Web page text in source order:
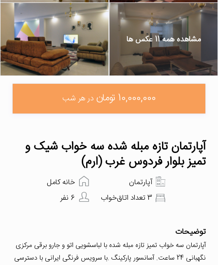
مشاهده همه 11 عکس ها
10,000,000 تومان در هر شب
آپارتمان تازه مبله شده سه خواب شیک و
تمیز بلوار فردوس غرب (ارم)
خانه کامل
آپارتمان
6 نفر
3 تعداد اتاق‌خواب
توضیحات
آپارتمان سه خواب تمیز تازه مبله شده با لباسشویی اتو و جارو برقی مرکزی
نگهبانی 24 ساعت. آسانسور پارکینگ .با سرویس فرنگی ایرانی با دسترسی